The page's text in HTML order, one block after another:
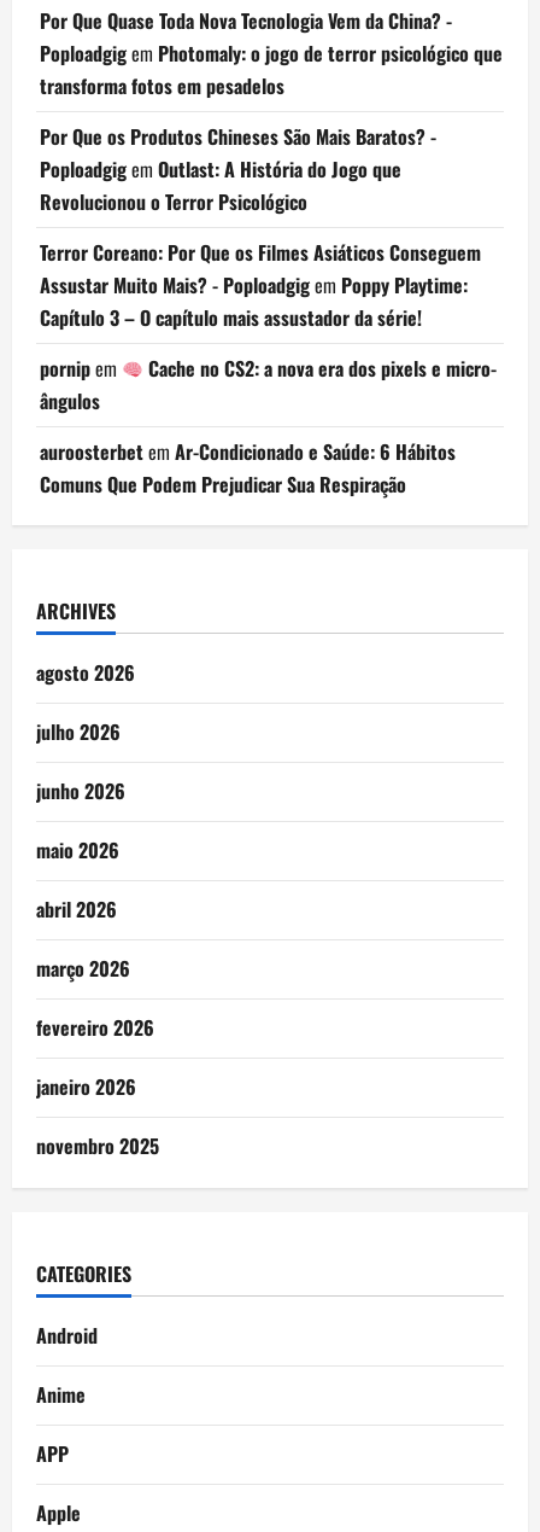
Por Que Quase Toda Nova Tecnologia Vem da China? -
Poploadgigem Photomaly: o jogo de terror psicológico que
transforma fotos em pesadelos
Por Que os Produtos Chineses São Mais Baratos? -
Poploadgigem Outlast: A História do Jogo que
Revolucionou o Terror Psicológico
Terror Coreano: Por Que os Filmes Asiáticos Conseguem
Assustar Muito Mais? - Poploadgigem Poppy Playtime:
Capítulo 3 – O capítulo mais assustador da série!
pornipem
Cache no CS2: a nova era dos pixels e micro-
ângulos
auroosterbetem Ar-Condicionado e Saúde: 6 Hábitos
Comuns Que Podem Prejudicar Sua Respiração
ARCHIVES
agosto 2026
julho 2026
junho 2026
maio 2026
abril 2026
março 2026
fevereiro 2026
janeiro 2026
novembro 2025
CATEGORIES
Android
Anime
APP
Apple